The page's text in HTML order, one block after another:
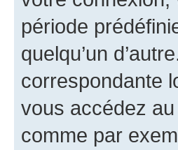
période
quelqu’un
correspondante
vous accédez au
comme par